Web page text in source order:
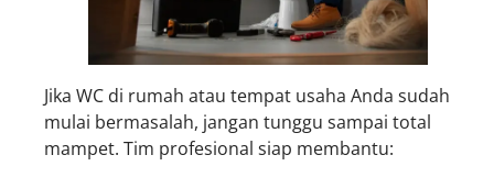
Jika WC di rumah atau tempat usaha Anda sudah
mulai bermasalah, jangan tunggu sampai total
mampet. Tim profesional siap membantu: